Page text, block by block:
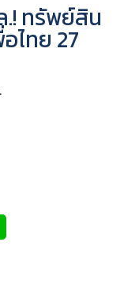
.! ทรัพย์สิน
ไทย 27